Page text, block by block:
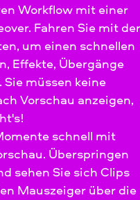
Workflow mit einer
Fahren Sie mit der
um einen schnellen
Effekte, Übergänge
müssen keine
Vorschau anzeigen,
schnell mit
Überspringen
sehen Sie sich Clips
Mauszeiger über die